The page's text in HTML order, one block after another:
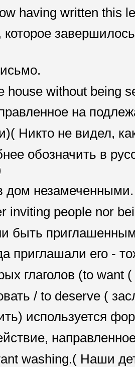
having written this
которое
house without being
на
Никто не видел,
обозначить в
незамеченными.
inviting people nor
быть
приглашали его -
глаголов (to want
/ to deserve (
используется
washing.( Наши